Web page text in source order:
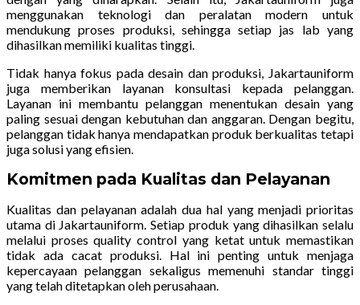
menggunakan teknologi dan peralatan modern untuk
mendukung proses produksi, sehingga setiap jas lab yang
dihasilkan memiliki kualitas tinggi.
Tidak hanya fokus pada desain dan produksi, Jakartauniform
juga memberikan layanan konsultasi kepada pelanggan.
Layanan ini membantu pelanggan menentukan desain yang
paling sesuai dengan kebutuhan dan anggaran. Dengan begitu,
pelanggan tidak hanya mendapatkan produk berkualitas tetapi
juga solusi yang efisien.
Komitmen pada Kualitas dan Pelayanan
Kualitas dan pelayanan adalah dua hal yang menjadi prioritas
utama di Jakartauniform. Setiap produk yang dihasilkan selalu
melalui proses quality control yang ketat untuk memastikan
tidak ada cacat produksi. Hal ini penting untuk menjaga
kepercayaan pelanggan sekaligus memenuhi standar tinggi
yang telah ditetapkan oleh perusahaan.